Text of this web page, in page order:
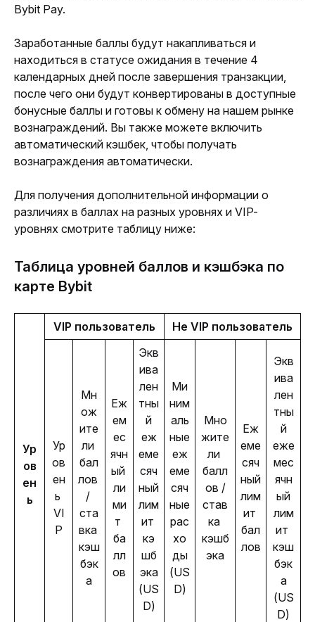
Bybit Pay.
Заработанные баллы будут накапливаться и
находиться в статусе ожидания в течение 4
календарных дней после завершения транзакции,
после чего они будут конвертированы в доступные
бонусные баллы и готовы к обмену на нашем рынке
вознаграждений. Вы также можете включить
автоматический кэшбек, чтобы получать
вознаграждения автоматически.
Для получения дополнительной информации о
различиях в баллах на разных уровнях и VIP-
уровнях смотрите таблицу ниже:
Таблица уровней баллов и кэшбэка по
карте Bybit
Ур
ов
ен
ь
VIP пользователь Не VIP пользователь
Ур
ов
ен
ь
VI
P
Мн
ож
ите
ли
бал
лов
/
ста
вка
кэш
бэк
а
Еж
ем
ес
ячн
ый
ли
ми
т
ба
лл
ов
Экв
ива
лен
тны
й
еж
еме
сяч
ный
лим
ит
кэ
шб
эка
(US
D)
Ми
ним
аль
ные
еж
еме
сяч
ные
рас
хо
ды
(US
D)
Мно
жите
ли
балл
ов /
став
ка
кэшб
эка
Еж
еме
сяч
ный
лим
ит
бал
лов
Экв
ива
лен
тны
й
еже
мес
ячн
ый
лим
ит
кэш
бэк
а
(US
D)